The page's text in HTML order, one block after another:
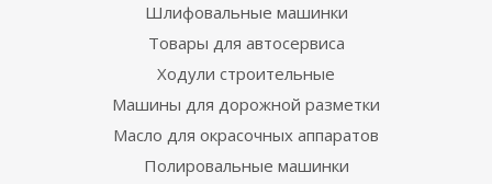
Шлифовальные машинки
Товары для автосервиса
Ходули строительные
Машины для дорожной разметки
Масло для окрасочных аппаратов
Полировальные машинки